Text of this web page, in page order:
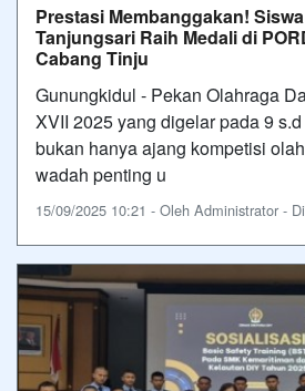
Prestasi Membanggakan!
Tanjungsari Raih Medali di
Cabang Tinju
Gunungkidul - Pekan Olahraga
XVII 2025 yang digelar pada 9
bukan hanya ajang kompetisi
wadah penting u
15/09/2025 10:21 - Oleh Administrator -